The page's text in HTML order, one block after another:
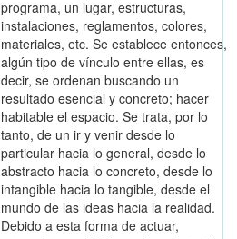
programa, un lugar, estructuras,
instalaciones, reglamentos, colores,
materiales, etc. Se establece entonces,
algún tipo de vínculo entre ellas, es
decir, se ordenan buscando un
resultado esencial y concreto; hacer
habitable el espacio. Se trata, por lo
tanto, de un ir y venir desde lo
particular hacia lo general, desde lo
abstracto hacia lo concreto, desde lo
intangible hacia lo tangible, desde el
mundo de las ideas hacia la realidad.
Debido a esta forma de actuar,